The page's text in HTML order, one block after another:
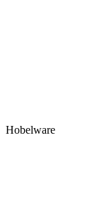
Hobelware